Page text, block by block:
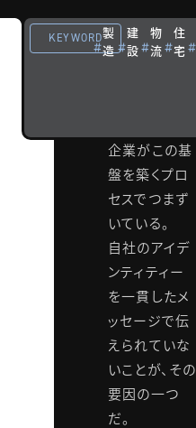
KEYWORD製
造
建
設
物
流
住
宅
差を生む「信
頼」と「共感」
企業がこの基
盤を築くプロ
セスでつまず
いている。
自社のアイデ
ンティティー
を一貫したメ
ッセージで伝
えられていな
いことが、その
要因の一つ
だ。